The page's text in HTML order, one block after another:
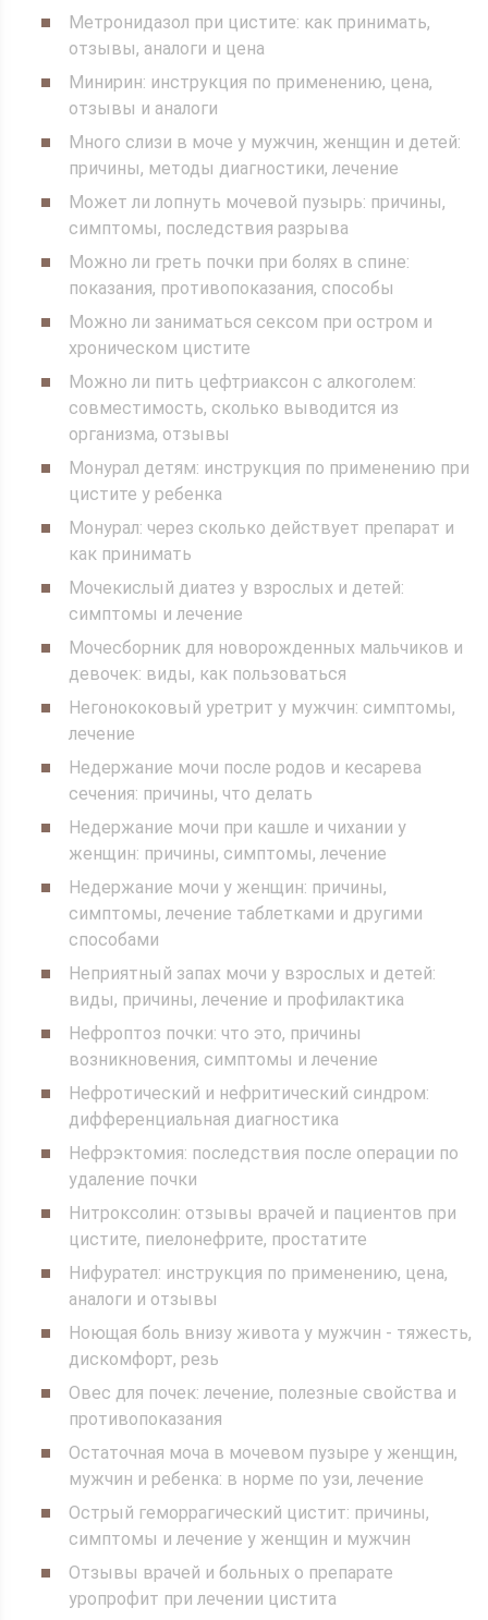
Метронидазол при цистите: как принимать,
отзывы, аналоги и цена
Минирин: инструкция по применению, цена,
отзывы и аналоги
Много слизи в моче у мужчин, женщин и детей:
причины, методы диагностики, лечение
Может ли лопнуть мочевой пузырь: причины,
симптомы, последствия разрыва
Можно ли греть почки при болях в спине:
показания, противопоказания, способы
Можно ли заниматься сексом при остром и
хроническом цистите
Можно ли пить цефтриаксон с алкоголем:
совместимость, сколько выводится из
организма, отзывы
Монурал детям: инструкция по применению при
цистите у ребенка
Монурал: через сколько действует препарат и
как принимать
Мочекислый диатез у взрослых и детей:
симптомы и лечение
Мочесборник для новорожденных мальчиков и
девочек: виды, как пользоваться
Негонококовый уретрит у мужчин: симптомы,
лечение
Недержание мочи после родов и кесарева
сечения: причины, что делать
Недержание мочи при кашле и чихании у
женщин: причины, симптомы, лечение
Недержание мочи у женщин: причины,
симптомы, лечение таблетками и другими
способами
Неприятный запах мочи у взрослых и детей:
виды, причины, лечение и профилактика
Нефроптоз почки: что это, причины
возникновения, симптомы и лечение
Нефротический и нефритический синдром:
дифференциальная диагностика
Нефрэктомия: последствия после операции по
удаление почки
Нитроксолин: отзывы врачей и пациентов при
цистите, пиелонефрите, простатите
Нифурател: инструкция по применению, цена,
аналоги и отзывы
Ноющая боль внизу живота у мужчин - тяжесть,
дискомфорт, резь
Овес для почек: лечение, полезные свойства и
противопоказания
Остаточная моча в мочевом пузыре у женщин,
мужчин и ребенка: в норме по узи, лечение
Острый геморрагический цистит: причины,
симптомы и лечение у женщин и мужчин
Отзывы врачей и больных о препарате
уропрофит при лечении цистита